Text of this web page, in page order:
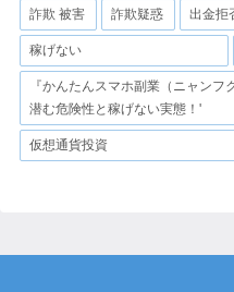
詐欺 被害 詐欺疑惑 出金拒
稼げない
『かんたんスマホ副業（ニャン
潜む危険性と稼げない実態！'
仮想通貨投資